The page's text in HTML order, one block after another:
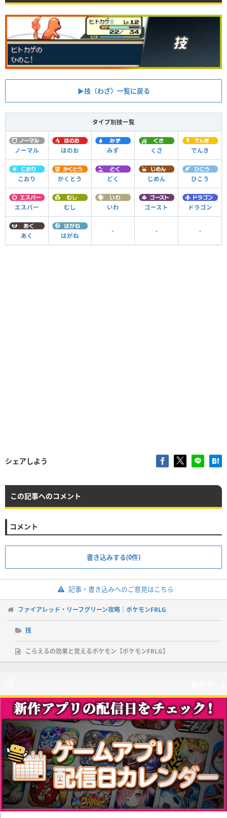
▶︎技（わざ）一覧に戻る
タイプ別技一覧
ノーマル ほのお みず くさ でんき
こおり かくとう どく じめん ひこう
エスパー むし いわ ゴースト ドラゴン
あく はがね
- - -
シェアしよう
この記事へのコメント
コメント
書き込みする(0件)
記事・書き込みへのご意見はこちら
ファイアレッド・リーフグリーン攻略｜ポケモンFRLG
技
こらえるの効果と覚えるポケモン【ポケモンFRLG】